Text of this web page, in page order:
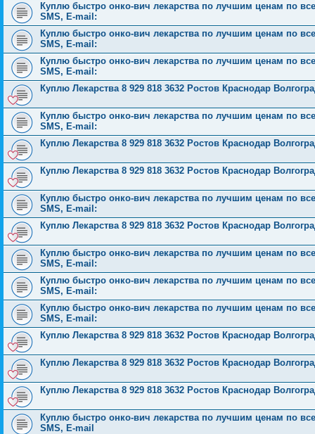
Куплю быстро онко-вич лекарства по лучшим ценам по
SMS, E-mail:
Куплю быстро онко-вич лекарства по лучшим ценам по
SMS, E-mail:
Куплю быстро онко-вич лекарства по лучшим ценам по
SMS, E-mail:
Куплю Лекарства 8 929 818 3632 Ростов Краснодар
Куплю быстро онко-вич лекарства по лучшим ценам по
SMS, E-mail:
Куплю Лекарства 8 929 818 3632 Ростов Краснодар
Куплю Лекарства 8 929 818 3632 Ростов Краснодар
Куплю быстро онко-вич лекарства по лучшим ценам по
SMS, E-mail:
Куплю Лекарства 8 929 818 3632 Ростов Краснодар
Куплю быстро онко-вич лекарства по лучшим ценам по
SMS, E-mail:
Куплю быстро онко-вич лекарства по лучшим ценам по
SMS, E-mail:
Куплю быстро онко-вич лекарства по лучшим ценам по
SMS, E-mail:
Куплю Лекарства 8 929 818 3632 Ростов Краснодар
Куплю Лекарства 8 929 818 3632 Ростов Краснодар
Куплю Лекарства 8 929 818 3632 Ростов Краснодар
Куплю быстро онко-вич лекарства по лучшим ценам по
SMS, E-mail